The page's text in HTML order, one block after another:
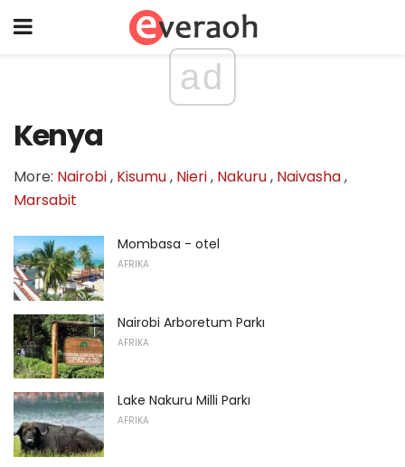
ad
Kenya
More: Nairobi, Kisumu, Nieri, Nakuru, Naivasha,
Marsabit
Mombasa - otel
AFRIKA
Nairobi Arboretum Parkı
AFRIKA
Lake Nakuru Milli Parkı
AFRIKA